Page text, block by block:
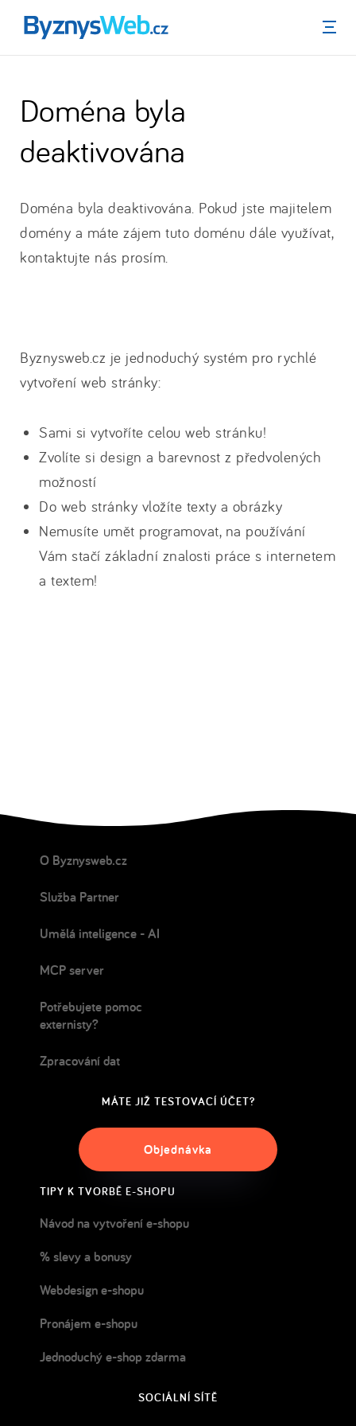
Menu
Doména byla
deaktivována
Doména byla deaktivována. Pokud jste majitelem
domény a máte zájem tuto doménu dále využívat,
kontaktujte nás prosím.
Byznysweb.cz je jednoduchý systém pro rychlé
vytvoření web stránky:
Sami si vytvoříte celou web stránku!
Zvolíte si design a barevnost z předvolených
možností
Do web stránky vložíte texty a obrázky
Nemusíte umět programovat, na používání
Vám stačí základní znalosti práce s internetem
a textem!
O Byznysweb.cz
Služba Partner
Umělá inteligence - AI
MCP server
Potřebujete pomoc
externisty?
Zpracování dat
MÁTE JIŽ TESTOVACÍ ÚČET?
Objednávka
TIPY K TVORBĚ E-SHOPU
Návod na vytvoření e-shopu
% slevy a bonusy
Webdesign e-shopu
Pronájem e-shopu
Jednoduchý e-shop zdarma
SOCIÁLNÍ SÍTĚ